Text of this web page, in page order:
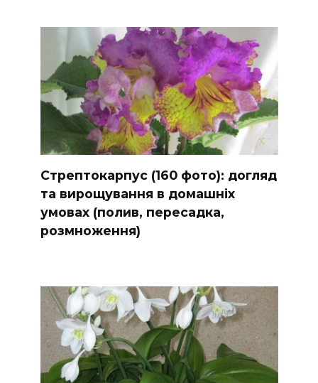
Стрептокарпус (160 фото): догляд
та вирощування в домашніх
умовах (полив, пересадка,
розмноження)